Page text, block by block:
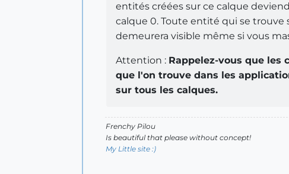
entités créées sur ce calque
calque 0. Toute entité qui se
demeurera visible même si vous
Attention : Rappelez-vous que les
que l'on trouve dans les
sur tous les calques.
Frenchy Pilou
Is beautiful that please without concept!
My Little site :)